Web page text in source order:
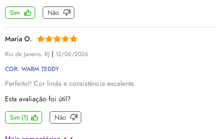
Sim Não
Maria O.
Rio de Janeiro, RJ | 12/06/2026
COR: WARM TEDDY
Perfeito!! Cor linda e consistência excelente.
Esta avaliação foi útil?
Sim (1) Não